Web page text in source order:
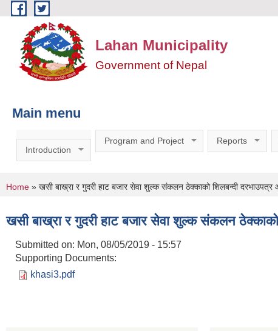
Skip to main content
Lahan Municipality
Government of Nepal
Main menu
Introduction
Program and Project Reports
You are here
Home » खसी बाख्रा र गुदरी हाट बजार सेवा शुल्क संकलन ठेक्काको शिलबन्दी दरभाउपत्र
खसी बाख्रा र गुदरी हाट बजार सेवा शुल्क संकलन
Submitted on: Mon, 08/05/2019 - 15:57
Supporting Documents:
khasi3.pdf